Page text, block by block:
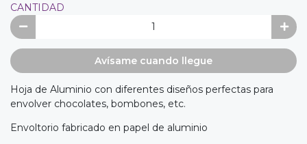
CANTIDAD
Avísame cuando llegue
Hoja de Aluminio con diferentes diseños perfectas para
envolver chocolates, bombones, etc.
Envoltorio fabricado en papel de aluminio